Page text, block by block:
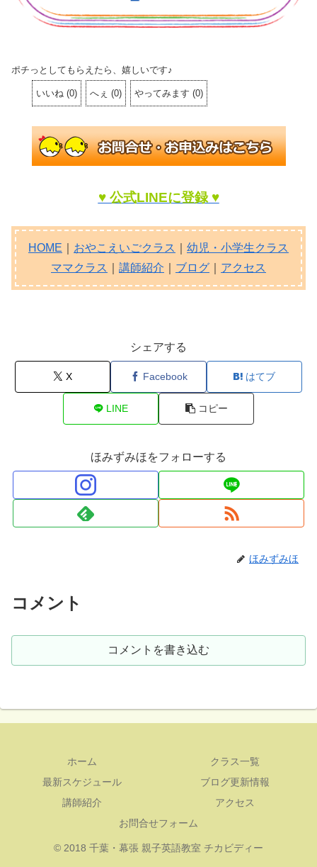
ポチっとしてもらえたら、嬉しいです♪
いいね (0) へぇ (0) やってみます (0)
♥ 公式LINEに登録 ♥
HOME おやこえいごクラス
幼児・小学生クラス
ママクラス
講師紹介 ブログ アクセス
シェアする
X Facebook はてブ
LINE コピー
ほみずみほをフォローする
ほみずみほ
コメント
コメントを書き込む
ホーム
クラス一覧
最新スケジュール
ブログ更新情報
講師紹介
アクセス
お問合せフォーム
© 2018 千葉・幕張 親子英語教室 チカビディー